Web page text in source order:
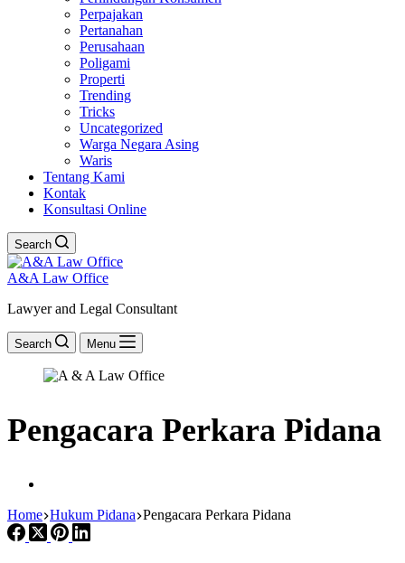
Perpajakan
Pertanahan
Perusahaan
Poligami
Properti
Trending
Tricks
Uncategorized
Warga Negara Asing
Waris
Tentang Kami
Kontak
Konsultasi Online
Search
A&A Law Office
Lawyer and Legal Consultant
Search Menu
Pengacara Perkara Pidana
Home Hukum Pidana Pengacara Perkara Pidana